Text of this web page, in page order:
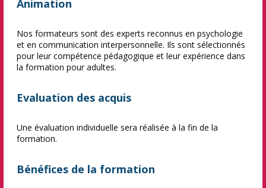
Animation
Nos formateurs sont des experts reconnus en psychologie
et en communication interpersonnelle. Ils sont sélectionnés
pour leur compétence pédagogique et leur expérience dans
la formation pour adultes.
Evaluation des acquis
Une évaluation individuelle sera réalisée à la fin de la
formation.
Bénéfices de la formation